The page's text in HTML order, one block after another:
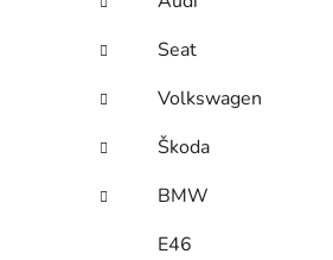
p
a
e
l
Seat
Volkswagen
Škoda
BMW
E46